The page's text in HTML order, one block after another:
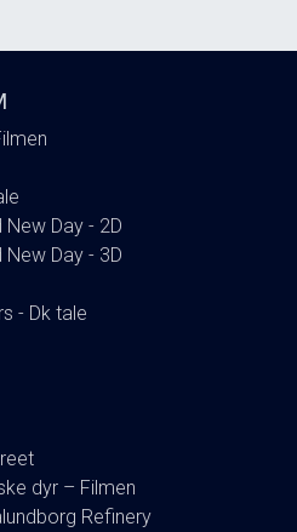
New Day - 2D
New Day - 3D
- Dk tale
dyr – Filmen
Refinery